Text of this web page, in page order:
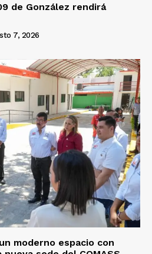
de González rendirá
7, 2026
moderno espacio con